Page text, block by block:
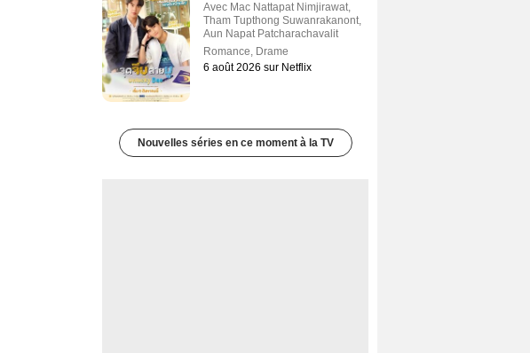
Avec Mac Nattapat Nimjirawat,
Tham Tupthong Suwanrakanont,
Aun Napat Patcharachavalit
Romance, Drame
6 août 2026 sur Netflix
Nouvelles séries en ce moment à la TV